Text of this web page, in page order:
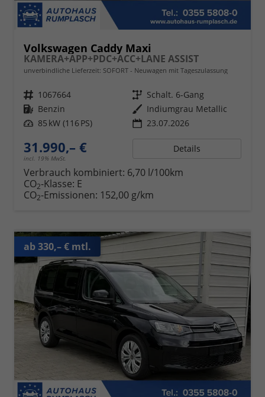
Volkswagen Caddy Maxi
KAMERA+APP+PDC+ACC+LANE ASSIST
unverbindliche Lieferzeit: SOFORT Neuwagen mit Tageszulassung
Fahrzeugnr. 1067664 Getriebe Schalt. 6-Gang
Kraftstoff Benzin Außenfarbe Indiumgrau Metallic
Leistung 85 kW (116 PS) 23.07.2026
31.990,– €
incl. 19% MwSt.
Details
Verbrauch kombiniert: 6,70 l/100km
CO2-Klasse: E
CO2-Emissionen: 152,00 g/km
ab 330,– € mtl.